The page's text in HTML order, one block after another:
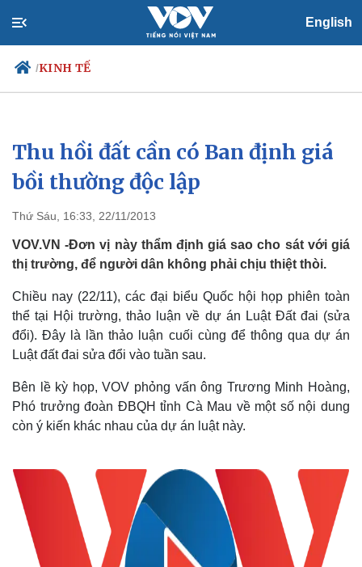
English
/KINH TẾ
Chính trị
Đảng
Tổ chức nhân sự
Nhận diện sự thật
Xã hội
Dự báo thời tiết
Việc làm
Biển đảo
Thu hồi đất cần có Ban định giá
bồi thường độc lập
Thứ Sáu, 16:33, 22/11/2013
VOV.VN -Đơn vị này thẩm định giá sao cho sát với giá
thị trường, để người dân không phải chịu thiệt thòi.
Chiều nay (22/11), các đại biểu Quốc hội họp phiên toàn
thể tại Hội trường, thảo luận về dự án Luật Đất đai (sửa
đổi). Đây là lần thảo luận cuối cùng để thông qua dự án
Luật đất đai sửa đổi vào tuần sau.
Bên lề kỳ họp, VOV phỏng vấn ông Trương Minh Hoàng,
Phó trưởng đoàn ĐBQH tỉnh Cà Mau về một số nội dung
còn ý kiến khác nhau của dự án luật này.